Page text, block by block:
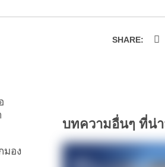
SHARE:
มอง
บทความอื่นๆ ที่น่